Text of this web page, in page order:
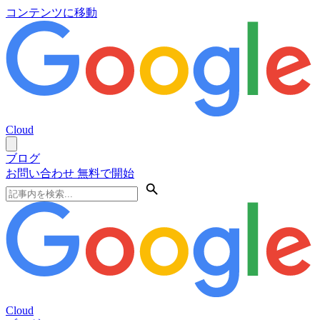
コンテンツに移動
Cloud
ブログ
お問い合わせ 無料で開始
Cloud